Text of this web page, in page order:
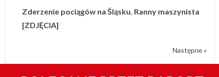
Zderzenie pociągów na Śląsku. Ranny maszynista
[ZDJĘCIA]
Następne »